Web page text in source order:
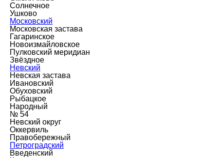
Солнечное
Ушково
Московский
Московская застава
Гагаринское
Новоизмайловское
Пулковский меридиан
Звёздное
Невский
Невская застава
Ивановский
Обуховский
Рыбацкое
Народный
№ 54
Невский округ
Оккервиль
Правобережный
Петроградский
Введенский